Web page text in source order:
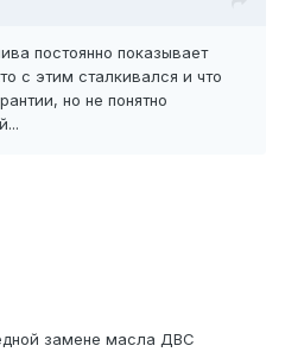
постоянно показывает
с этим сталкивался и что
но не понятно
замене масла ДВС